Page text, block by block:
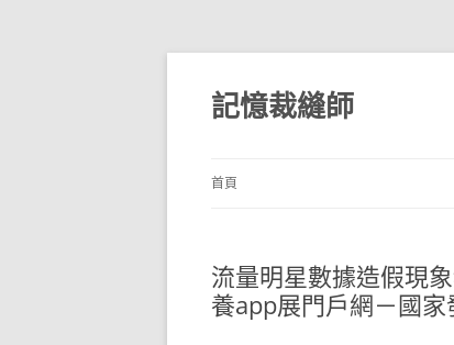
跳
主
要
內
記憶裁縫師
首頁
流量明星數據造假現
養app展門戶網－國家